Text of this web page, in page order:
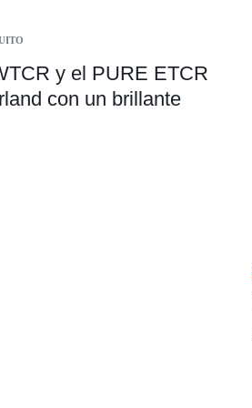
y el PURE ETCR
con un brillante